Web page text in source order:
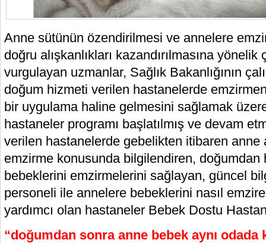
Anne sütünün özendirilmesi ve annelere
doğru alışkanlıkları kazandırılmasına yönelik
vurgulayan uzmanlar, Sağlık Bakanlığının
doğum hizmeti verilen hastanelerde
bir uygulama haline gelmesini sağlamak
hastaneler programı başlatılmış ve devam
verilen hastanelerde gebelikten itibaren anne
emzirme konusunda bilgilendiren, doğumdan
bebeklerini emzirmelerini sağlayan, güncel
personeli ile annelere bebeklerini nasıl
yardımcı olan hastaneler Bebek Dostu
“doğumdan sonra anne bebek aynı odada